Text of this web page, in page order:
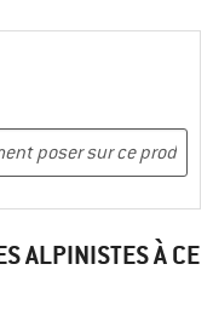
ALPINISTES À CE